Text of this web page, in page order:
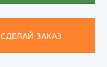
СДЕЛАЙ ЗАКАЗ